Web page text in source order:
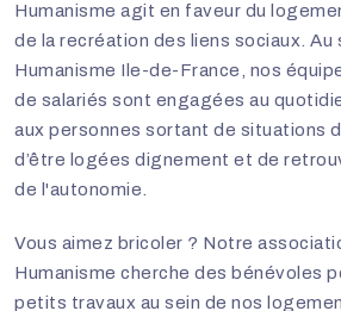
Humanisme agit en faveur du
de la recréation des liens sociaux. Au
Humanisme Ile-de-France, nos
de salariés sont engagées au
aux personnes sortant de situations
d’être logées dignement et de
de l'autonomie.
Vous aimez bricoler ? Notre
Humanisme cherche des bénévoles
petits travaux au sein de nos